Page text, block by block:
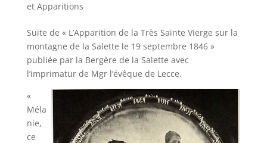
et Apparitions
Suite de « L’Apparition de la Très Sainte Vierge sur la
montagne de la Salette le 19 septembre 1846 »
publiée par la Bergère de la Salette avec
l’imprimatur de Mgr l’évêque de Lecce.
«
Méla
nie,
ce